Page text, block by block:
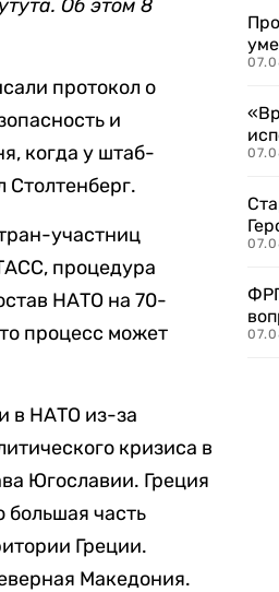
Об этом 8
протокол о
и
когда у штаб-
Столтенберг.
участниц
процедура
НАТО на 70-
процесс может
в НАТО из-за
кризиса в
Югославии. Греция
большая часть
Греции.
Македония.